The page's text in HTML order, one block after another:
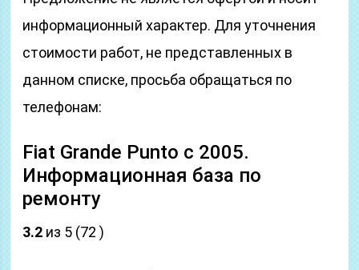
информационный характер. Для уточнения
стоимости работ, не представленных в
данном списке, просьба обращаться по
телефонам:
Fiat Grande Punto с 2005.
Информационная база по
ремонту
3.2 из 5 (72 )